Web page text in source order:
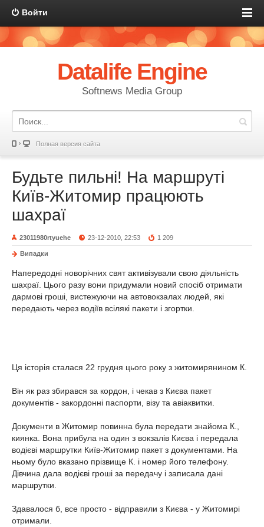
Войти
Datalife Engine
Softnews Media Group
Полная версия сайта
Будьте пильні! На маршруті
Київ-Житомир працюють
шахраї
23011980rtyuehe 23-12-2010, 22:53 1 209
Випадки
Напередодні новорічних свят активізували свою діяльність
шахраї. Цього разу вони придумали новий спосіб отримати
дармові гроші, вистежуючи на автовокзалах людей, які
передають через водіїв всілякі пакети і згортки.
Ця історія сталася 22 грудня цього року з житомирянином К.
Він як раз збирався за кордон, і чекав з Києва пакет
документів - закордонні паспорти, візу та авіаквитки.
Документи в Житомир повинна була передати знайома К.,
киянка. Вона прибула на один з вокзалів Києва і передала
водієві маршрутки Київ-Житомир пакет з документами. На
ньому було вказано прізвище К. і номер його телефону.
Дівчина дала водієві гроші за передачу і записала дані
маршрутки.
Здавалося б, все просто - відправили з Києва - у Житомирі
отримали.